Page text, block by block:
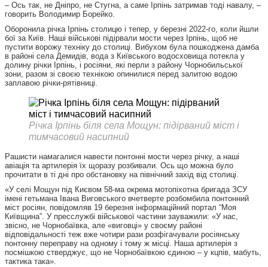
– Ось так, не Дніпро, не Стугна, а саме Ірпінь затримав тоді навалу, –
говорить Володимир Борейко.
Оборонила річка Ірпінь столицю і тепер, у березні 2022-го, коли йшли
бої за Київ. Наші військові підірвали мости через Ірпінь, щоб не
пустити ворожу техніку до столиці. Вибухом була пошкоджена дамба
в районі села Демидів, вода з Київського водосховища потекла у
долину річки Ірпінь, і росіяни, які перли з району Чорнобильської
зони, разом зі своєю технікою опинилися перед залитою водою
заплавою річки-рятівниці.
Річка Ірпінь біля села Мощун: підірваний міст і
тимчасовий насипний
Рашисти намагалися навести понтонні мости через річку, а наші
авіація та артилерія їх щоразу розбивали. Ось що можна було
прочитати в ті дні про обстановку на північний захід від столиці.
«У селі Мощун під Києвом 58-ма окрема мотопіхотна бригада ЗСУ
імені гетьмана Івана Виговського вчетверте розбомбила понтонний
міст росіян, повідомляв 19 березня інформаційний портал “Моя
Київщина”. У пресслужбі військової частини зауважили: «У нас,
звісно, не Чорнобаївка, але «виговці» у своєму районі
відповідальності теж вже чотири рази розфігачували росіянську
понтонну переправу на одному і тому ж місці. Наша артилерія з
посмішкою стверджує, що не Чорнобаївкою єдиною – у кцпів, мабуть,
тактика така».